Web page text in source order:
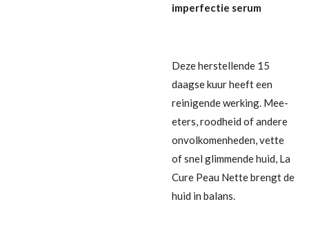
imperfectie serum
Deze herstellende 15
daagse kuur heeft een
reinigende werking. Mee-
eters, roodheid of andere
onvolkomenheden, vette
of snel glimmende huid, La
Cure Peau Nette brengt de
huid in balans.